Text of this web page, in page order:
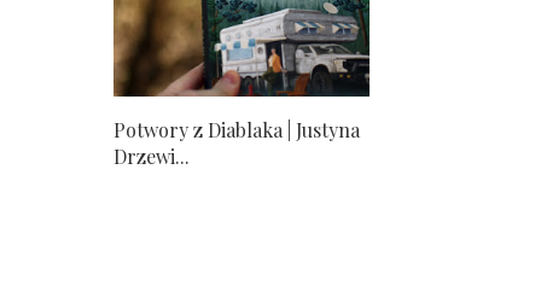
Potwory z Diablaka | Justyna
Drzewi...